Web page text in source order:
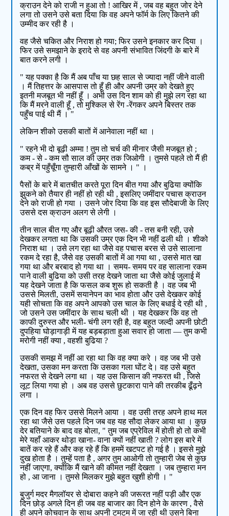
क्राउन देने को राजी न हुआ तो ! आखिर में , जब वह बहुत जोर देने
लगा तो उसने उसे बता दिया कि वह अपने फॉर्म के लिए कितने की
उम्मीद कर रही है ।
वह जैसे चकित और निराश हो गया; फिर उसने इनकार कर दिया ।
फिर उसे समझाने के इरादे से वह अपनी संभावित जिंदगी के बारे में
बात करने लगी ।
" यह पक्का है कि मैं अब पाँच या छह साल से ज्यादा नहीं जीने वाली
। मैं तिहत्तर के आसपास तो हूँ ही और अपनी उम्र को देखते हुए
इतनी मजबूत भी नहीं हूँ । अभी उस दिन शाम को ही मुझे लग रहा था
कि मैं मरने वाली हूँ , तो मुश्किल से रेंग -रेंगकर अपने बिस्तर तक
पहुँच पाई थी मैं । "
लेकिन शीको उसकी बातों में आनेवाला नहीं था ।
" रहने भी दो बूढ़ी अम्मा ! तुम तो चर्च की मीनार जैसी मजबूत हो ;
कम - से - कम सौ साल की उम्र तक जिओगी । तुमसे पहले तो मैं ही
कब्र में पहुँचूँगा तुम्हारी आँखों के सामने । " ।
पैसों के बारे में बातचीत करते पूरा दिन बीत गया और बुढिया क्योंकि
झुकने को तैयार ही नहीं हो रही थी , इसलिए जमींदार पचास क्राउन
देने को राजी हो गया । उसने जोर दिया कि वह इस सौदेबाजी के लिए
उससे दस क्राउन अलग से लेगी ।
तीन साल बीत गए और बूढ़ी औरत जस- की - तस बनी रही, उसे
देखकर लगता था कि उसकी उम्र एक दिन भी नहीं ढली थी । शीको
निराश था । उसे लग रहा था जैसे वह पचास बरस से उसे सालाना
रकम दे रहा है, जैसे वह उसकी बातों में आ गया था , उससे मात खा
गया था और बरबाद हो गया था । समय- समय पर वह सालाना रकम
पाने वाली बुढिया को उसी तरह देखने जाता था जैसे कोई जुलाई में
यह देखने जाता है कि फसल कब शुरू हो सकती है । वह जब भी
उससे मिलती, उसमें सयानेपन का भाव होता और उसे देखकर कोई
यही सोचता कि वह अपने आपको उस चाल के लिए बधाई दे रही थी ,
जो उसने उस जमींदार के साथ चली थी । यह देखकर कि वह तो
काफी दुरुस्त और भली- चंगी लग रही है, वह बहुत जल्दी अपनी छोटी
दुपहिया घोड़ागाड़ी में यह बड़बड़ाता हुआ सवार हो जाता — तुम कभी
मरोगी नहीं क्या , वहशी बुढिया ?
उसकी समझ में नहीं आ रहा था कि वह क्या करे । वह जब भी उसे
देखता, उसका मन करता कि उसका गला घोंट दे। वह उसे बहुत
नफरत से देखने लगा था । यह उस किसान की नफरत थी , जिसे
लूट लिया गया हो । अब वह उससे छुटकारा पाने की तरकीब ढूँढ़ने
लगा ।
एक दिन वह फिर उससे मिलने आया । वह उसी तरह अपने हाथ मल
रहा था जैसे उस पहले दिन जब वह यह सौदा लेकर आया था । कुछ
देर बतियाने के बाद वह बोला, " तुम जब एप्रेविल में होती हो तो कभी
मेरे यहाँ आकर थोड़ा खाना- वाना क्यों नहीं खाती ? लोग इस बारे में
बातें कर रहे हैं और कह रहे हैं कि हममें खटपट हो गई है । इससे मुझे
दुख होता है । तुम्हें पता है , अगर तुम आओगी तो तुम्हारी जेब से कुछ
नहीं जाएगा, क्योंकि मैं खाने की कीमत नहीं देखता । जब तुम्हारा मन
हो , आ जाना । तुमसे मिलकर मुझे बहुत खुशी होगी । "
बुजुर्ग मदर मैगलॉयर से दोबारा कहने की जरूरत नहीं पड़ी और एक
दिन छोड़ अगले दिन ही जब वह बाजार का दिन होने के कारण , वैसे
ही अपने कोचवान के साथ अपनी टमटम में जा रही थी उसने बिना